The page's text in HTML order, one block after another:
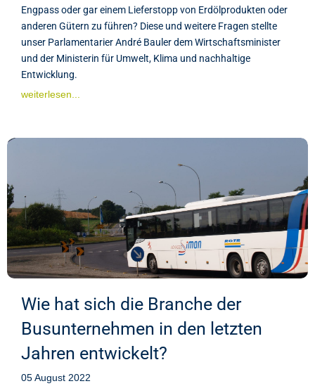
Engpass oder gar einem Lieferstopp von Erdölprodukten oder
anderen Gütern zu führen? Diese und weitere Fragen stellte
unser Parlamentarier André Bauler dem Wirtschaftsminister
und der Ministerin für Umwelt, Klima und nachhaltige
Entwicklung.
weiterlesen...
Wie hat sich die Branche der
Busunternehmen in den letzten
Jahren entwickelt?
05 August 2022